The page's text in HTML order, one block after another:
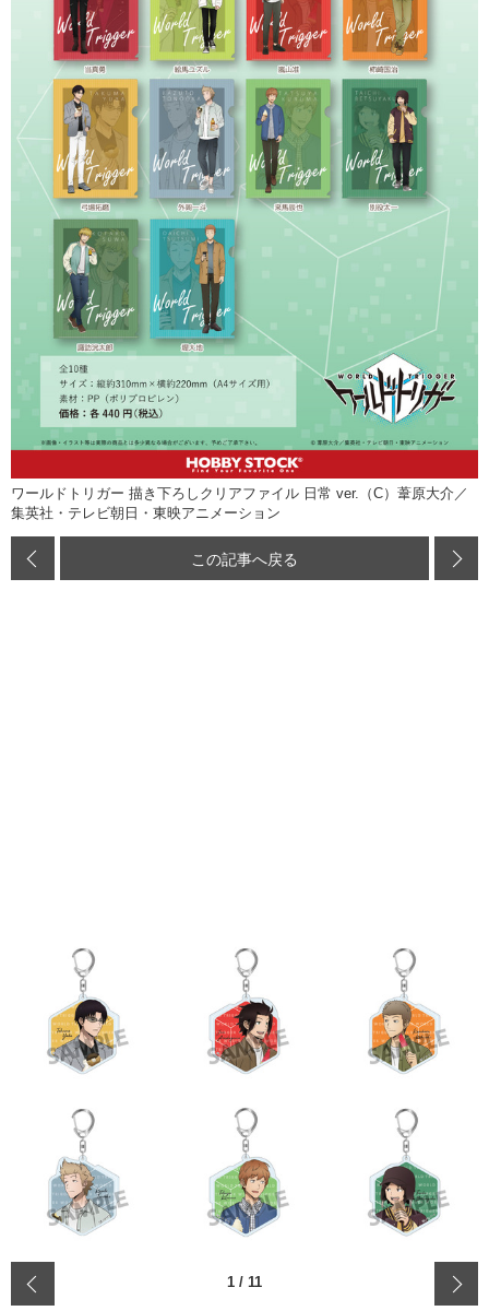
ワールドトリガー 描き下ろしクリアファイル 日常 ver.（C）葦原大介／
集英社・テレビ朝日・東映アニメーション
この記事へ戻る
1 / 11